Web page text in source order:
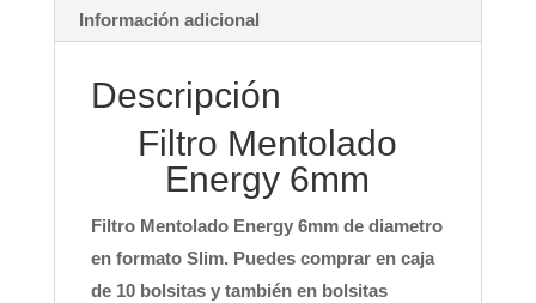
Información adicional
Descripción
Filtro Mentolado
Energy 6mm
Filtro Mentolado Energy 6mm de diametro
en formato Slim. Puedes comprar en caja
de 10 bolsitas y también en bolsitas